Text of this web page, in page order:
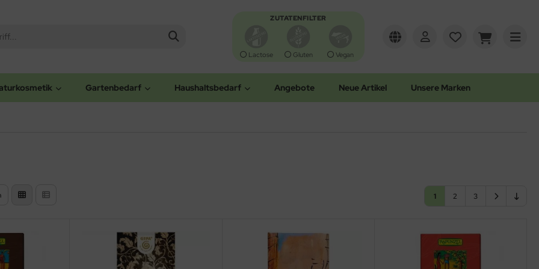
ZUTATENFILTER
Lactose Gluten Vegan
Gartenbedarf Haushaltsbedarf Angebote Neue Artikel Unsere Marken
1 2 3